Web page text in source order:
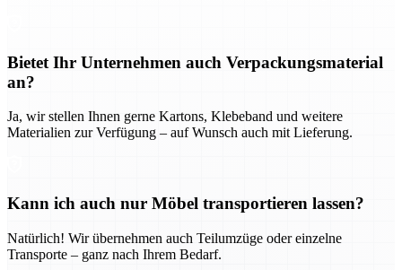
Bietet Ihr Unternehmen auch Verpackungsmaterial
an?
Ja, wir stellen Ihnen gerne Kartons, Klebeband und weitere
Materialien zur Verfügung – auf Wunsch auch mit Lieferung.
Kann ich auch nur Möbel transportieren lassen?
Natürlich! Wir übernehmen auch Teilumzüge oder einzelne
Transporte – ganz nach Ihrem Bedarf.